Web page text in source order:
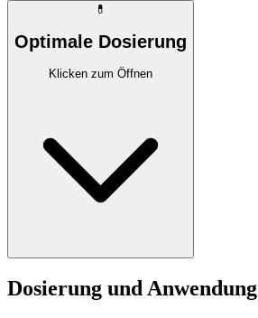
💊
Optimale Dosierung
Klicken zum Öffnen
Dosierung und Anwendung